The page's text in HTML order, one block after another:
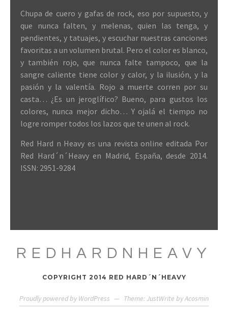
Chupa de cuero y gafas de rock, eso por supuesto, y
que nunca falten, y melenas, quien las tenga, y
pendientes, y tatuajes, y escuchar nuestras canciones
favoritas a un volumen brutal. Pero el color es blanco,
y también rojo, que nunca falte tampoco, que la
sangre caliente tiene color y calor, y la ilusión, y la
pasión y la valentía. Rojo a muerte corren por su
casta… ¿Es un jeroglífico? Bueno, para gustos los
colores, nunca mejor dicho… Y ojalá el tiempo no
logre romper todos los lazos que te unen al rock.
Red Hard n Heavy es una revista online editada Por
Red Hard´n´Heavy en Madrid, España, desde 2014.
ISSN: 2951-9284
REDHARDNHEAVY
COPYRIGHT 2014 RED HARD´N´HEAVY
Proudly powered by WordPress — Theme: JustWrite byAcosmin